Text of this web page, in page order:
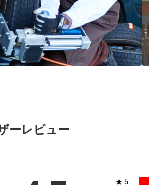
ヤのプロ”が取付
ーレビュー
★ 5